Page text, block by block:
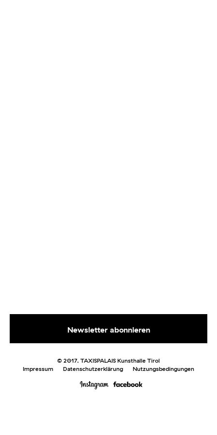
© 2017. TAXISPALAIS Kunsthalle Tirol
Impressum
Datenschutzerklärung Nutzungsbedingungen